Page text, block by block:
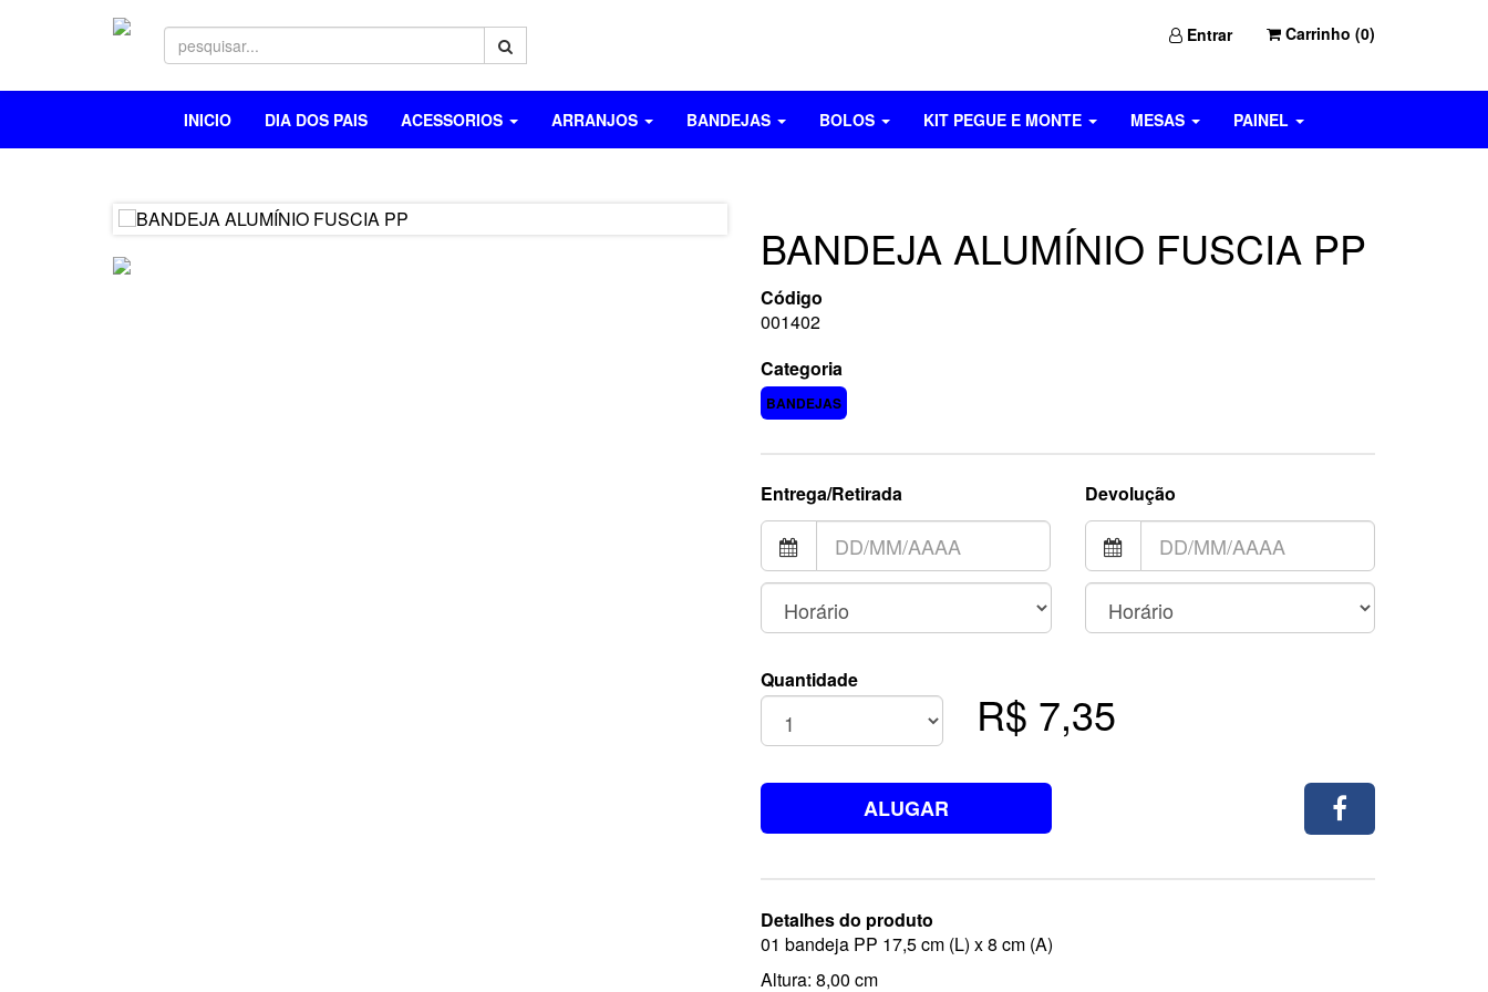
Entrar Carrinho (0)
INICIO DIA DOS PAIS ACESSORIOS ARRANJOS BANDEJAS BOLOS KIT PEGUE E MONTE MESAS PAINEL
BANDEJA ALUMÍNIO FUSCIA PP
Código
001402
Categoria
BANDEJAS
Entrega/Retirada Devolução
Quantidade
R$ 7,35
ALUGAR
Detalhes do produto
01 bandeja PP 17,5 cm (L) x 8 cm (A)
Altura: 8,00 cm